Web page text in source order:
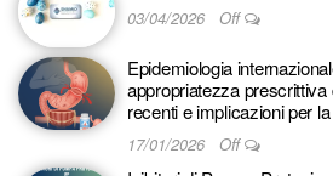
03/04/2026 Off
Epidemiologia
appropriatezza
recenti e implicazioni per
17/01/2026 Off